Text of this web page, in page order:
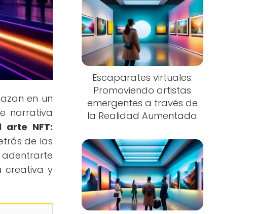
en un
narrativa
NFT:
de las
adentrarte
creativa y
Escaparates virtuales:
Promoviendo artistas
emergentes a través de
la Realidad Aumentada